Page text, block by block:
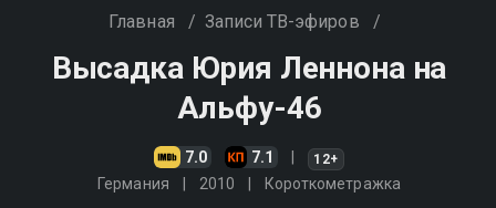
Главная / Записи ТВ-эфиров /
Высадка Юрия Леннона на
Альфу-46
7.0 7.1 12+
Германия 2010 Короткометражка